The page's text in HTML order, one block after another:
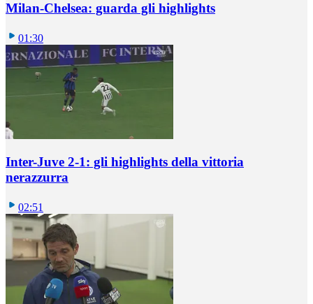
Milan-Chelsea: guarda gli highlights
01:30
Inter-Juve 2-1: gli highlights della vittoria
nerazzurra
02:51